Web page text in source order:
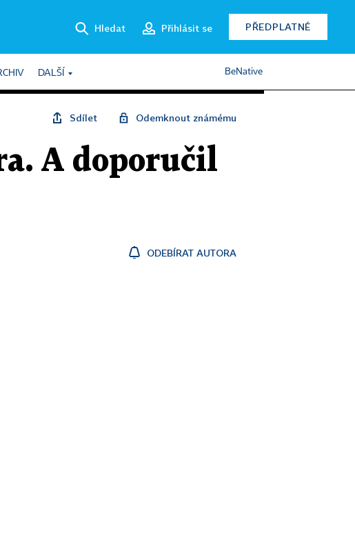
Hledat Přihlásit se PŘEDPLATNÉ
DALŠÍ BeNative
Sdílet Odemknout známému
A doporučil
ODEBÍRAT AUTORA